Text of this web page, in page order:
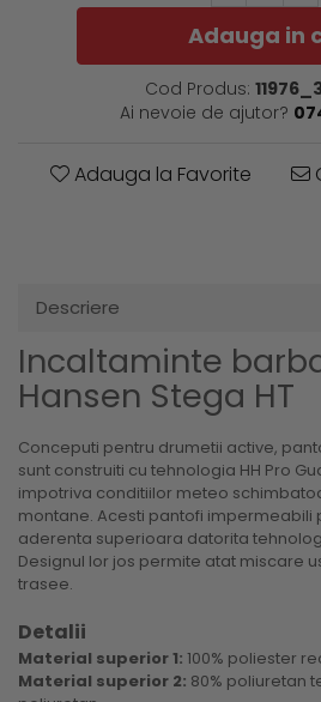
Adauga in
Cod Produs:
Ai nevoie de ajutor?
Adauga la Favorite
Descriere
Incaltaminte
Hansen Stega HT
Conceputi pentru drumetii active,
sunt construiti cu tehnologia HH Pro
impotriva conditiilor meteo
montane. Acesti pantofi impermeabili
aderenta superioara datorita
Designul lor jos permite atat miscare
trasee.
Detalii
Material superior 1: 100% poliester
Material superior 2: 80% poliuretan